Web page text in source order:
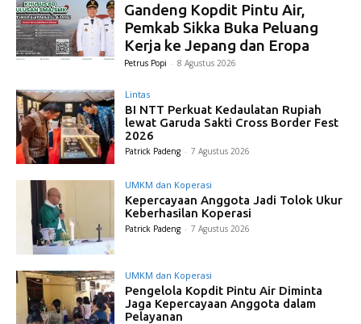
Gandeng Kopdit Pintu Air,
Pemkab Sikka Buka Peluang
Kerja ke Jepang dan Eropa
Petrus Popi - 8 Agustus 2026
Lintas
BI NTT Perkuat Kedaulatan Rupiah
lewat Garuda Sakti Cross Border Fest
2026
Patrick Padeng - 7 Agustus 2026
UMKM dan Koperasi
Kepercayaan Anggota Jadi Tolok Ukur
Keberhasilan Koperasi
Patrick Padeng - 7 Agustus 2026
UMKM dan Koperasi
Pengelola Kopdit Pintu Air Diminta
Jaga Kepercayaan Anggota dalam
Pelayanan